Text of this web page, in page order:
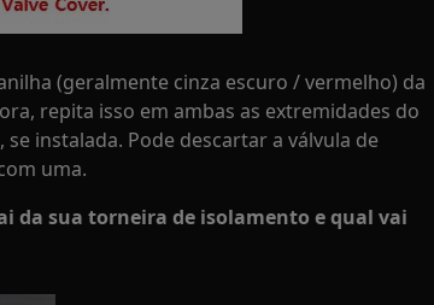
(geralmente cinza escuro / vermelho) da
repita isso em ambas as extremidades do
instalada. Pode descartar a válvula de
uma.
da sua torneira de isolamento e qual vai